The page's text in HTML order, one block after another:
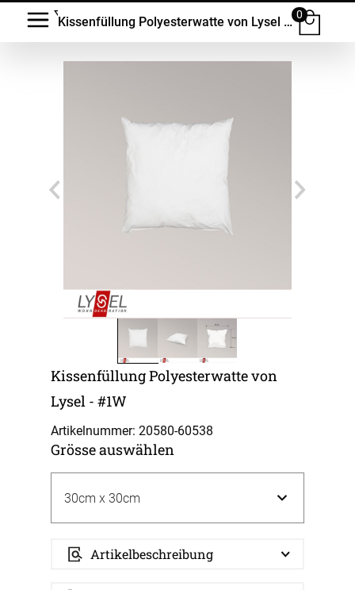
Kissenfüllung Polyesterwatte von Lysel - #1W
0
Kissenfüllung Polyesterwatte von
Lysel - #1W
Artikelnummer: 20580-60538
Grösse auswählen
Artikelbeschreibung